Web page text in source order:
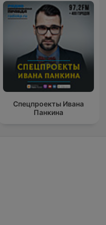
Спецпроекты Ивана
Панкина